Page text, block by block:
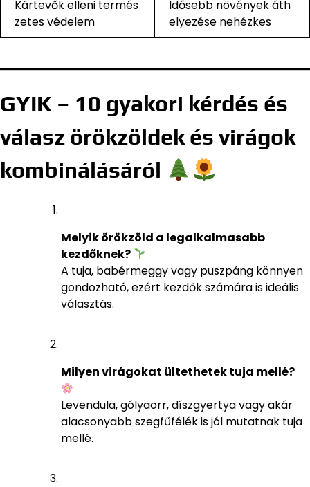
Kártevők elleni termés
zetes védelem
Idősebb növények áth
elyezése nehézkes
GYIK – 10 gyakori kérdés és
válasz örökzöldek és virágok
kombinálásáról
Melyik örökzöld a legalkalmasabb
kezdőknek?
A tuja, babérmeggy vagy puszpáng könnyen
gondozható, ezért kezdők számára is ideális
választás.
Milyen virágokat ültethetek tuja mellé?
Levendula, gólyaorr, díszgyertya vagy akár
alacsonyabb szegfűfélék is jól mutatnak tuja
mellé.